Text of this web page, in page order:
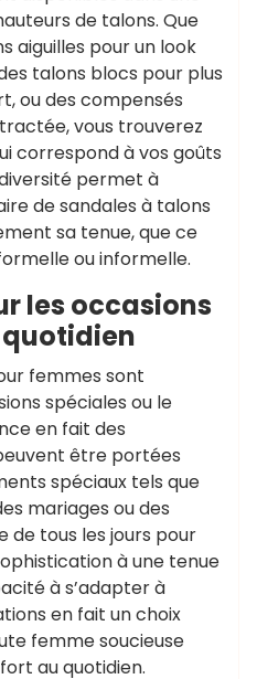
de talons. Que
aiguilles pour un look
talons blocs pour plus
ou des compensés
vous trouverez
correspond à vos goûts
permet à
de sandales à talons
sa tenue, que ce
ou informelle.
les occasions
femmes sont
spéciales ou le
en fait des
être portées
spéciaux tels que
mariages ou des
de tous les jours pour
à une tenue
à s’adapter à
en fait un choix
femme soucieuse
au quotidien.